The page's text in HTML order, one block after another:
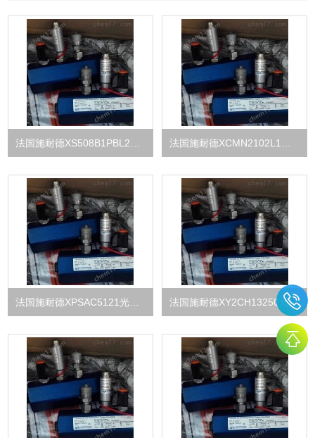
法国施耐德XY2CH13250光电传感器